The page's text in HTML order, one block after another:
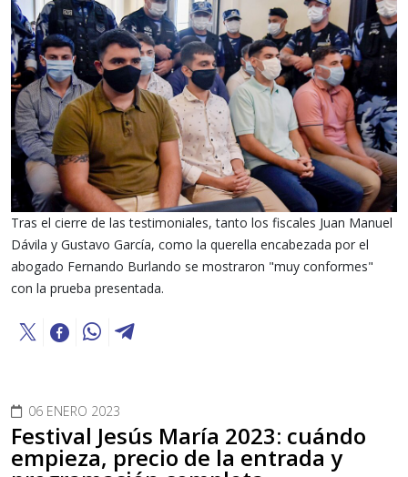
Tras el cierre de las testimoniales, tanto los fiscales Juan Manuel
Dávila y Gustavo García, como la querella encabezada por el
abogado Fernando Burlando se mostraron "muy conformes"
con la prueba presentada.
06 ENERO 2023
Festival Jesús María 2023: cuándo
empieza, precio de la entrada y